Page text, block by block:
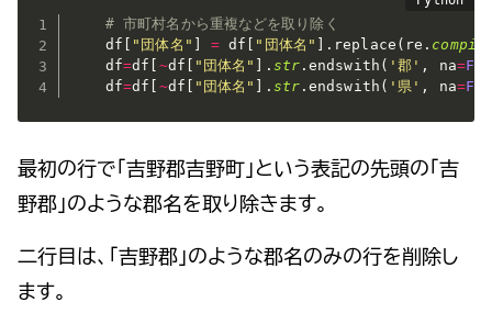
# 市町村名から重複などを取り除く
    df
"団体名" = df "団体名" . replace ( re .
    df
=df ~df "団体名" . str.endswith ( '郡' , na=
    df
=df ~df "団体名" . str.endswith ( '県' , na=
最初の行で「吉野郡吉野町」という表記の先頭の「吉
野郡」のような郡名を取り除きます。
二行目は、「吉野郡」のような郡名のみの行を削除し
ます。